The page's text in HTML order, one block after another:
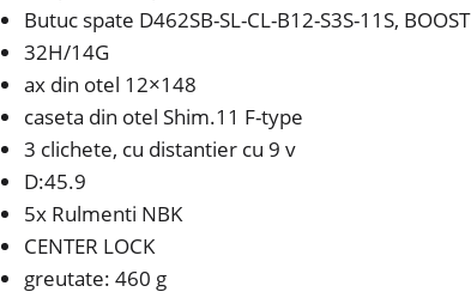
Butuc spate D462SB-SL-CL-B12-S3S-11S, BOOST
32H/14G
ax din otel 12×148
caseta din otel Shim.11 F-type
3 clichete, cu distantier cu 9 v
D:45.9
5x Rulmenti NBK
CENTER LOCK
greutate: 460 g